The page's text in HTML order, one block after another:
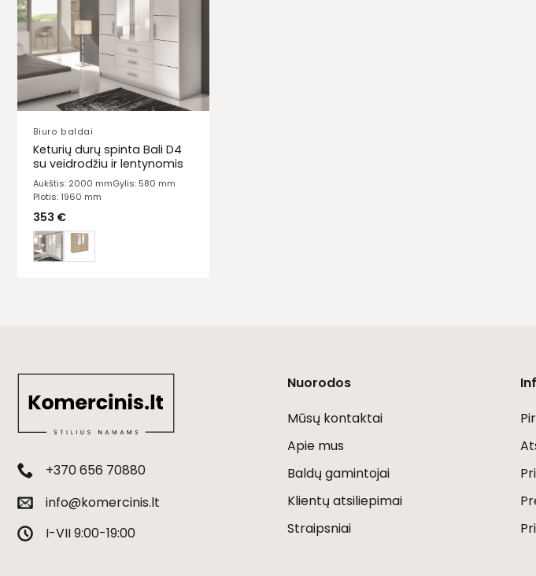
Biuro baldai
Keturių durų spinta Bali D4
su veidrodžiu ir lentynomis
Aukštis: 2000 mmGylis: 580 mm
Plotis: 1960 mm
353 €
+370 656 70880
info@komercinis.lt
I-VII 9:00-19:00
Nuorodos
Mūsų kontaktai
Apie mus
Baldų gamintojai
Klientų atsiliepimai
Straipsniai